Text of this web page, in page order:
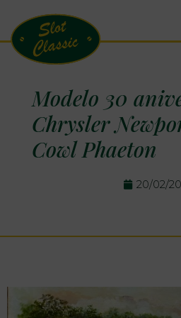
Modelo 30
Chrysler
Cowl Phaeton
20/02/